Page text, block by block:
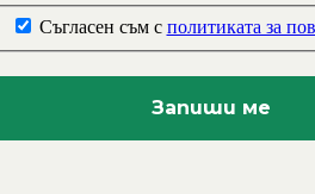
Съгласен съм с политиката за